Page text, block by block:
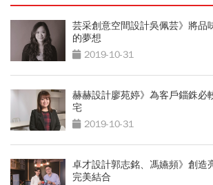
芸采創意空間設計吳佩芸》將品
的夢想
2019-10-31
赫赫設計廖苑婷》為客戶錙銖必
宅
2019-10-31
卓才設計郭志銘、馮嬿頻》創
完美結合